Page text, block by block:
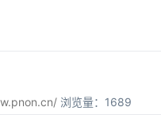
浏览量：1689